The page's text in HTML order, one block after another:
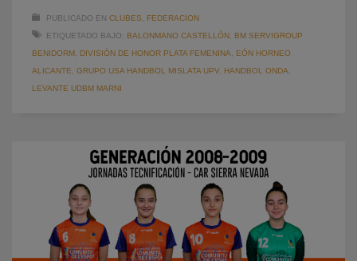
PUBLICADO EN CLUBES
FEDERACION
ETIQUETADO BAJO: BALONMANO CASTELLÓN
BM SERVIGROUP
BENIDORM
DIVISIÓN DE HONOR PLATA FEMENINA
EÓN HORNEO
ALICANTE
GRUPO USA HANDBOL MISLATA UPV, HANDBOL ONDA
LEVANTE UDBM MARNI